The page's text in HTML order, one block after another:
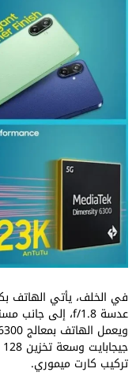
تركيب كارت ميموري.